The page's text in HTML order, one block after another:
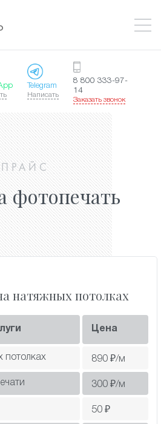
Telegram
Написать
8 800 333-97-
14
Заказать звонок
ПРАЙС
фотопечать
натяжных потолках
Цена
потолках 890 ₽/м
300 ₽/м
50 ₽